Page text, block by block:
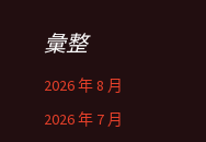
彙整
2026 年 8 月
2026 年 7 月